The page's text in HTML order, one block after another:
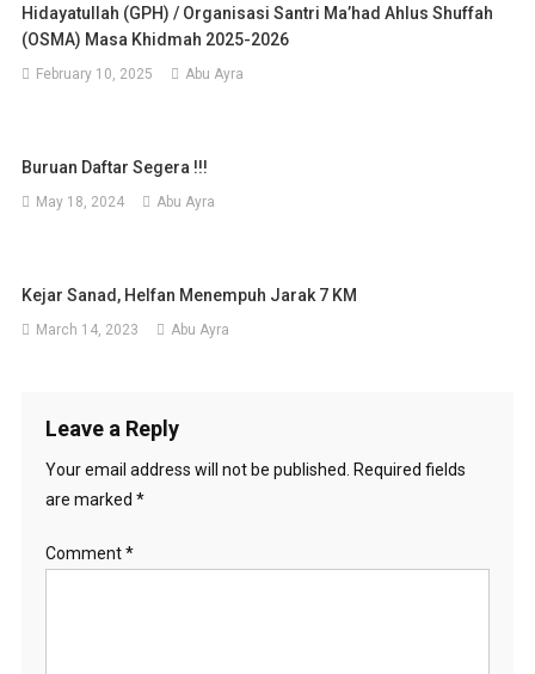
Hidayatullah (GPH) / Organisasi Santri Ma’had Ahlus Shuffah
(OSMA) Masa Khidmah 2025-2026
February 10, 2025 Abu Ayra
Buruan Daftar Segera !!!
May 18, 2024 Abu Ayra
Kejar Sanad, Helfan Menempuh Jarak 7 KM
March 14, 2023 Abu Ayra
Leave a Reply
Your email address will not be published.
Required fields
are marked *
Comment*